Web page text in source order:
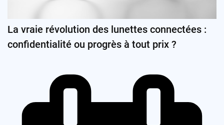
La vraie révolution des lunettes connectées :
confidentialité ou progrès à tout prix ?